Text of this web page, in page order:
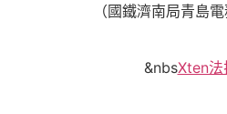
（國鐵濟南局青島
&nbsXten法